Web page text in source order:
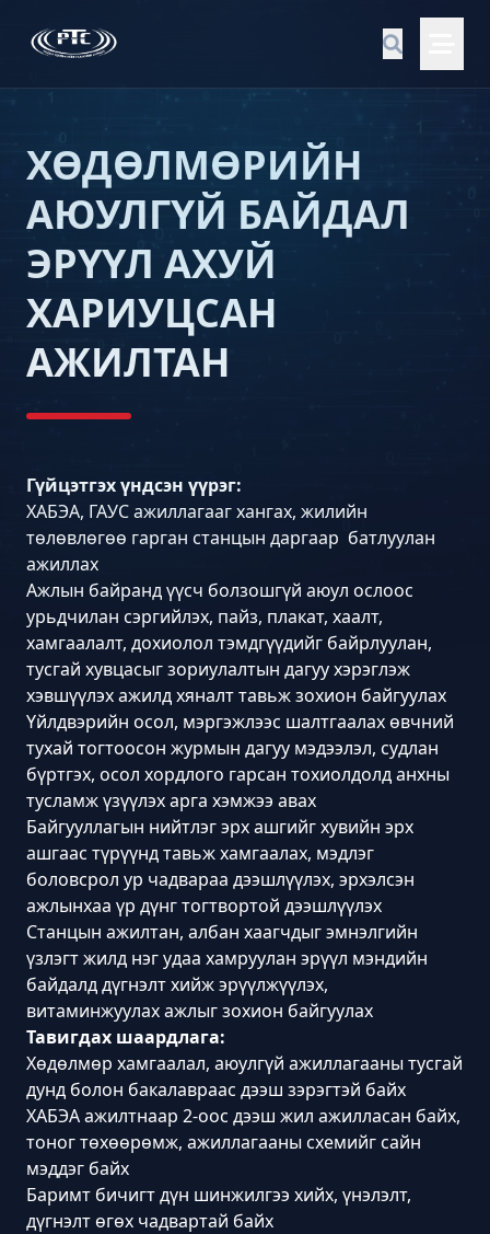
ХӨДӨЛМӨРИЙН
АЮУЛГҮЙ БАЙДАЛ
ЭРҮҮЛ АХУЙ
ХАРИУЦСАН
АЖИЛТАН
Гүйцэтгэх үндсэн үүрэг:
ХАБЭА, ГАУС ажиллагааг хангах, жилийн
төлөвлөгөө гарган станцын даргаар батлуулан
ажиллах
Ажлын байранд үүсч болзошгүй аюул ослоос
урьдчилан сэргийлэх, пайз, плакат, хаалт,
хамгаалалт, дохиолол тэмдгүүдийг байрлуулан,
тусгай хувцасыг зориулалтын дагуу хэрэглэж
хэвшүүлэх ажилд хяналт тавьж зохион байгуулах
Үйлдвэрийн осол, мэргэжлээс шалтгаалах өвчний
тухай тогтоосон журмын дагуу мэдээлэл, судлан
бүртгэх, осол хордлого гарсан тохиолдолд анхны
тусламж үзүүлэх арга хэмжээ авах
Байгууллагын нийтлэг эрх ашгийг хувийн эрх
ашгаас түрүүнд тавьж хамгаалах, мэдлэг
боловсрол ур чадвараа дээшлүүлэх, эрхэлсэн
ажлынхаа үр дүнг тогтвортой дээшлүүлэх
Станцын ажилтан, албан хаагчдыг эмнэлгийн
үзлэгт жилд нэг удаа хамруулан эрүүл мэндийн
байдалд дүгнэлт хийж эрүүлжүүлэх,
витаминжуулах ажлыг зохион байгуулах
Тавигдах шаардлага:
Хөдөлмөр хамгаалал, аюулгүй ажиллагааны тусгай
дунд болон бакалавраас дээш зэрэгтэй байх
ХАБЭА ажилтнаар 2-оос дээш жил ажилласан байх,
тоног төхөөрөмж, ажиллагааны схемийг сайн
мэддэг байх
Баримт бичигт дүн шинжилгээ хийх, үнэлэлт,
дүгнэлт өгөх чадвартай байх